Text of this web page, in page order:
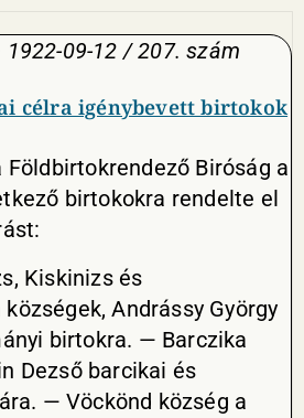
09-12 / 207. szám
célra igénybevett birtokok
Biróság a
birtokokra rendelte el
Kiskinizs és
Andrássy György
birtokra. — Barczika
Dezső barcikai és
— Vöckönd község a